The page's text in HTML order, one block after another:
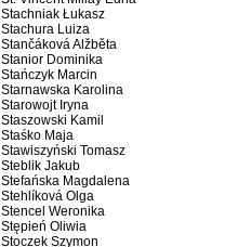
Stachniak Łukasz
Stachura Luiza
Stančáková Alžběta
Stanior Dominika
Stańczyk Marcin
Starnawska Karolina
Starowojt Iryna
Staszowski Kamil
Staśko Maja
Stawiszyński Tomasz
Steblik Jakub
Stefańska Magdalena
Stehlíková Olga
Stencel Weronika
Stępień Oliwia
Stoczek Szymon